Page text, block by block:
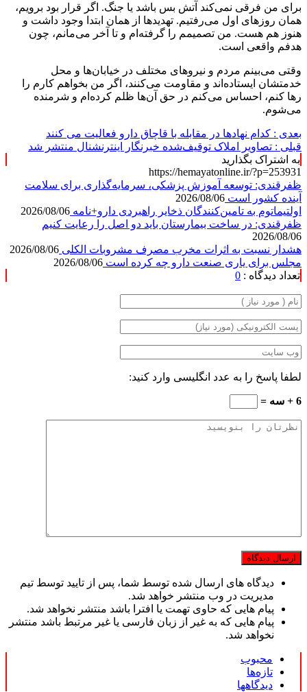
برای من فرقی نمی‌کند آتش‌ بس باشد یا جنگ. اگر قرار بود برویم،
همان روزهای اول می‌رفتیم. تهدیدها از همان ابتدا وجود داشت و
هنوز هم هست. من تصمیمم را گرفته‌ام و تا آخر می‌مانم، چون
هدفم واقعی است.
وقتی می‌بینم مردم و نیروهای مختلف در خیابان‌ها و محل
خدمتشان ایستاده‌اند و مقاومت می‌کنند، اگر من بخواهم کارم را
رها کنم، احساس می‌کنم در حق آن‌ها ظلم کرده‌ام و شرمنده
می‌شوم.
بعدی : کدام نهادها در مقابله با قاچاق دارو فعالیت می کنند
قبلی : تصاویر املاک توقیف‌شده خبرنگار اینترنشنال منتشر شد
به اشتراک بگذارید
https://hemayatonline.ir/?p=253931
ظفرقندی: توسعه آموزش پزشکی، سرمایه‌گذاری برای سلامت
آینده کشور است 2026/08/06
اولتیماتوم به تامین‌کنندگان ذخایر راهبردی دارو+نامه 2026/08/06
ظفرقندی: در ساخت بیمارستان باید دو اصل را رعایت کنیم
2026/08/06
هشدار نسبت به اثرات مخرب مصرف مشروبات الکلی 2026/08/06
مجلس برای یاری صنعت دارو چه کرده است 2026/08/06
تعداد دیدگاه : 0
لطفا پاسخ را به عدد انگلیسی وارد کنید:
6 + سه =
دیدگاه های ارسال شده توسط شما، پس از تایید توسط تیم
مدیریت در وب منتشر خواهد شد.
پیام هایی که حاوی تهمت یا افترا باشد منتشر نخواهد شد.
پیام هایی که به غیر از زبان فارسی یا غیر مرتبط باشد منتشر
نخواهد شد.
محبوب
تازه‌ها
دیدگاهها